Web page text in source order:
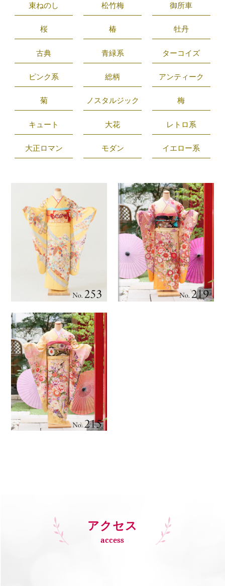
束ねのし 松竹梅 御所車
桜 椿 牡丹
古典 青緑系 ターコイズ
ピンク系 総柄 アンティーク
菊 ノスタルジック 梅
キュート 大花 レトロ系
大正ロマン モダン イエロー系
アクセス
access